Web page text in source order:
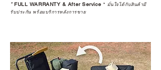
*FULL WARRANTY & After Service * มั่นใจได้กับสินค้ามี
รับประกัน พร้อมบริการหลังการขาย